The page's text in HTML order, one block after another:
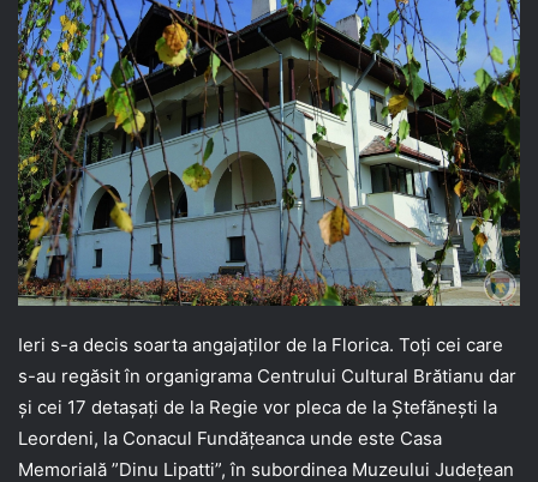
Ieri s-a decis soarta angajaților de la Florica. Toți cei care
s-au regăsit în organigrama Centrului Cultural Brătianu dar
și cei 17 detașați de la Regie vor pleca de la Ștefănești la
Leordeni, la Conacul Fundățeanca unde este Casa
Memorială ”Dinu Lipatti”, în subordinea Muzeului Județean